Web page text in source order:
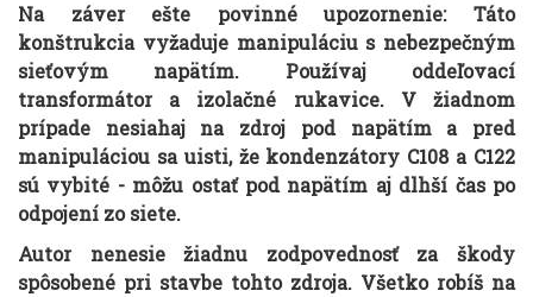
Na záver ešte povinné upozornenie: Táto
konštrukcia vyžaduje manipuláciu s nebezpečným
sieťovým napätím. Používaj oddeľovací
transformátor a izolačné rukavice. V žiadnom
prípade nesiahaj na zdroj pod napätím a pred
manipuláciou sa uisti, že kondenzátory C108 a C122
sú vybité - môžu ostať pod napätím aj dlhší čas po
odpojení zo siete.
Autor nenesie žiadnu zodpovednosť za škody
spôsobené pri stavbe tohto zdroja. Všetko robíš na